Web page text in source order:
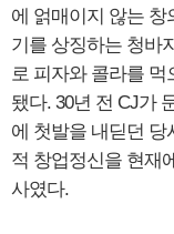
에 얽매이지 않는 창
기를 상징하는 청바
로 피자와 콜라를 먹
됐다. 30년 전 CJ가
에 첫발을 내딛던 당
적 창업정신을 현재
사였다.